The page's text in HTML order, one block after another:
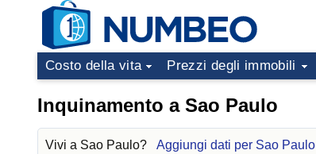
Costo della vita Prezzi degli immobili
Inquinamento a Sao Paulo
Vivi a Sao Paulo? Aggiungi dati per Sao Paulo